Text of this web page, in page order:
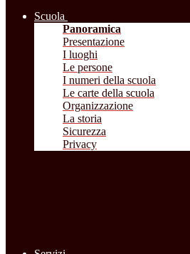
Scuola
Panoramica
Presentazione
I luoghi
Le persone
I numeri della scuola
Le carte della scuola
Organizzazione
La storia
Sicurezza
Privacy